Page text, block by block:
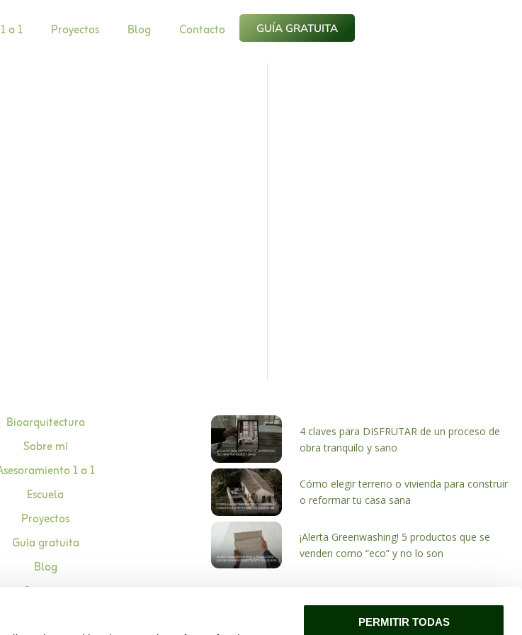
PERMITIR TODAS
a 1 Proyectos Blog Contacto GUÍA GRATUITA
Bioarquitectura
Sobre mí
1 a 1
Escuela
Proyectos
Guía gratuita
Blog
Contacto
4 claves para DISFRUTAR de un proceso de
obra tranquilo y sano
Cómo elegir terreno o vivienda para construir
o reformar tu casa sana
¡Alerta Greenwashing! 5 productos que se
venden como “eco” y no lo son